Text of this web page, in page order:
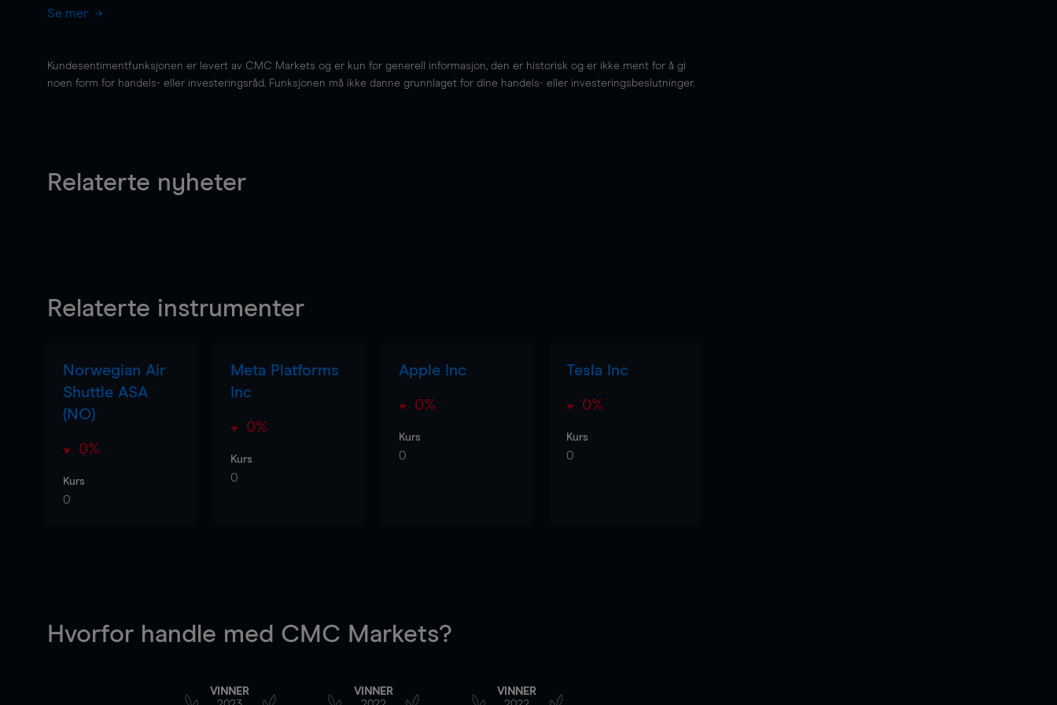
Se mer
Kundesentimentfunksjonen er levert av CMC Markets og er kun for generell informasjon, den er historisk og er ikke ment for å gi
noen form for handels- eller investeringsråd. Funksjonen må ikke danne grunnlaget for dine handels- eller investeringsbeslutninger.
Relaterte nyheter
Relaterte instrumenter
Norwegian Air
Shuttle ASA
(NO)
0%
Kurs
0
Meta Platforms
Inc
0%
Kurs
0
Apple Inc
0%
Kurs
0
Tesla Inc
0%
Kurs
0
Hvorfor handle med CMC Markets?
VINNER
VINNER
VINNER